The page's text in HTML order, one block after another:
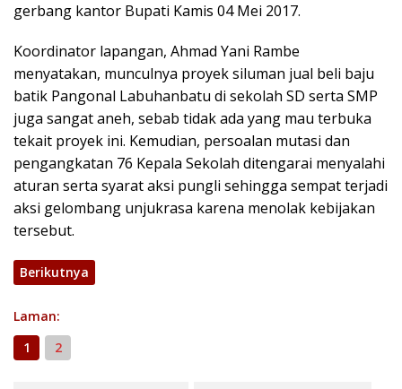
gerbang kantor Bupati Kamis 04 Mei 2017.
Koordinator lapangan, Ahmad Yani Rambe
menyatakan, munculnya proyek siluman jual beli baju
batik Pangonal Labuhanbatu di sekolah SD serta SMP
juga sangat aneh, sebab tidak ada yang mau terbuka
tekait proyek ini. Kemudian, persoalan mutasi dan
pengangkatan 76 Kepala Sekolah ditengarai menyalahi
aturan serta syarat aksi pungli sehingga sempat terjadi
aksi gelombang unjukrasa karena menolak kebijakan
tersebut.
Berikutnya
Laman:
1
2